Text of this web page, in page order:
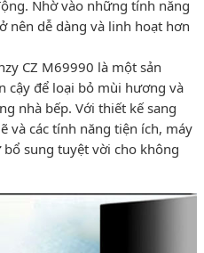
Nhờ vào những tính năng
nên dễ dàng và linh hoạt hơn
CZ M69990 là một sản
cậy để loại bỏ mùi hương và
nhà bếp. Với thiết kế sang
và các tính năng tiện ích, máy
sung tuyệt vời cho không